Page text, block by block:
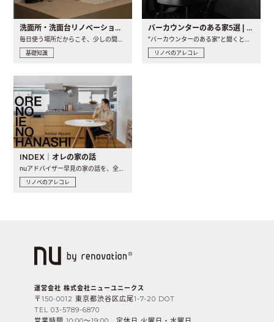
洗面所・洗面台リノベーションの事例と間取りアイデア
基礎知識
バーカウンターのある家5選 | 日常に馴染む“距離の近い”キッチンとは
リノベのアレコレ
INDEX｜オレの家の話
nuアドバイザー早見の家の話を、全4話でお届け。リノベーションを..
リノベのアレコレ
運営会社 株式会社ニューユニークス
〒150-0012 東京都渋谷区広尾1-7-20 DOT
TEL 03-5789-6870